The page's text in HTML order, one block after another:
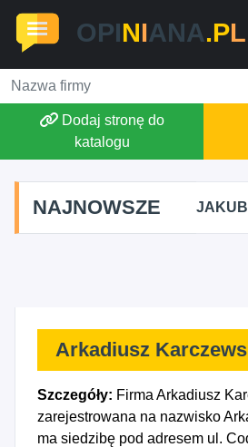
OPINIANA.PL
Dodaj stronę do
katalogu
NAJNOWSZE
MARTA BRACHA JAKUB DYJAKIEWICZ POLISH LODA
Arkadiusz
Szczegóły: Firma Arkadiusz
zarejestrowana na nazwisko
ma siedzibę pod adresem ul.